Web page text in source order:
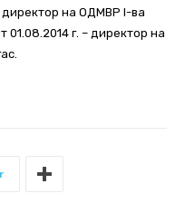
директор на ОДМВР I-ва
г. – директор на